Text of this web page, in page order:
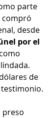
parte
compró
desde
por el
de
testimonio.
preso